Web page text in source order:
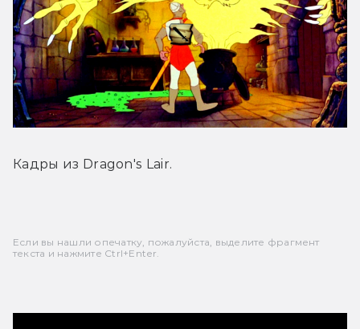
Кадры из Dragon's Lair.
Если вы нашли опечатку, пожалуйста, выделите фрагмент
текста и нажмите Ctrl+Enter.